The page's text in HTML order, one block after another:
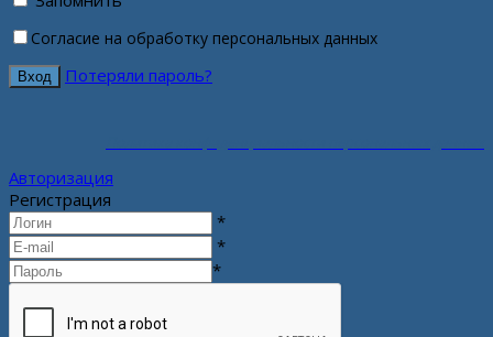
Согласие на обработку персональных данных
Потеряли пароль?
Авторизация
Регистрация
*
*
*